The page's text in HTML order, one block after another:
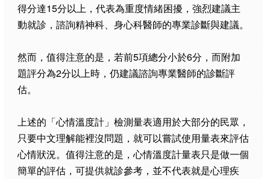
得分達15分以上，代表為重度情緒困擾，強烈建議主
動就診，諮詢精神科、身心科醫師的專業診斷與建議。
然而，值得注意的是，若前5項總分小於6分，而附加
題評分為2分以上時，仍建議諮詢專業醫師的診斷評
估。
上述的「心情溫度計」檢測量表適用於大部分的民眾，
只要中文理解能裡沒問題，就可以嘗試使用量表來評估
心情狀況。值得注意的是，心情溫度計量表只是做一個
簡單的評估，可提供就診參考，並不代表就是心理疾